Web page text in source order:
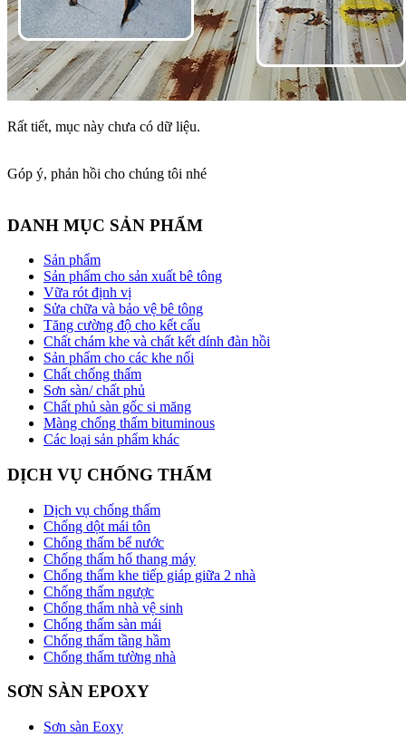
Rất tiết, mục này chưa có dữ liệu.
Góp ý, phản hồi cho chúng tôi nhé
DANH MỤC SẢN PHẨM
Sản phẩm
Sản phẩm cho sản xuất bê tông
Vữa rót định vị
Sửa chữa và bảo vệ bê tông
Tăng cường độ cho kết cấu
Chất chám khe và chất kết dính đàn hồi
Sản phẩm cho các khe nối
Chất chống thấm
Sơn sàn/ chất phủ
Chất phủ sàn gốc si măng
Màng chống thấm bituminous
Các loại sản phẩm khác
DỊCH VỤ CHỐNG THẤM
Dịch vụ chống thấm
Chống dột mái tôn
Chống thấm bể nước
Chống thấm hố thang máy
Chống thấm khe tiếp giáp giữa 2 nhà
Chống thấm ngược
Chống thấm nhà vệ sinh
Chống thấm sàn mái
Chống thấm tầng hầm
Chống thấm tường nhà
SƠN SÀN EPOXY
Sơn sàn Eoxy